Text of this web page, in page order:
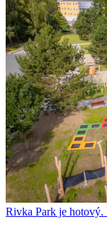
Rivka Park je hotový.